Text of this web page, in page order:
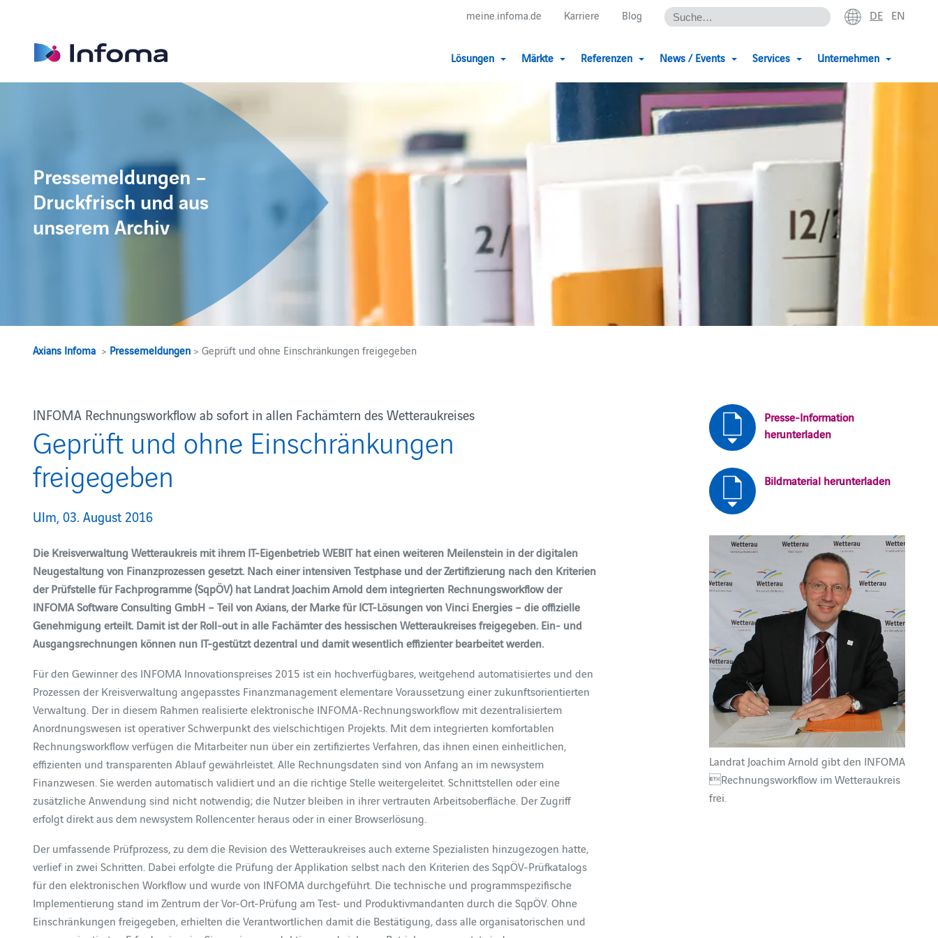
meine.infoma.de Karriere Blog DE EN
Lösungen Märkte Referenzen News / Events Services Unternehmen
Pressemeldungen –
Druckfrisch und aus
unserem Archiv
Axians Infoma > Pressemeldungen > Geprüft und ohne Einschränkungen freigegeben
INFOMA Rechnungsworkflow ab sofort in allen Fachämtern des Wetteraukreises
Geprüft und ohne Einschränkungen
freigegeben
Ulm, 03. August 2016
Die Kreisverwaltung Wetteraukreis mit ihrem IT-Eigenbetrieb WEBIT hat einen weiteren Meilenstein in der digitalen
Neugestaltung von Finanzprozessen gesetzt. Nach einer intensiven Testphase und der Zertifizierung nach den Kriterien
der Prüfstelle für Fachprogramme (SqpÖV) hat Landrat Joachim Arnold dem integrierten Rechnungsworkflow der
INFOMA Software Consulting GmbH – Teil von Axians, der Marke für ICT-Lösungen von Vinci Energies – die offizielle
Genehmigung erteilt. Damit ist der Roll-out in alle Fachämter des hessischen Wetteraukreises freigegeben. Ein- und
Ausgangsrechnungen können nun IT-gestützt dezentral und damit wesentlich effizienter bearbeitet werden.
Für den Gewinner des INFOMA Innovationspreises 2015 ist ein hochverfügbares, weitgehend automatisiertes und den
Prozessen der Kreisverwaltung angepasstes Finanzmanagement elementare Voraussetzung einer zukunftsorientierten
Verwaltung. Der in diesem Rahmen realisierte elektronische INFOMA-Rechnungsworkflow mit dezentralisiertem
Anordnungswesen ist operativer Schwerpunkt des vielschichtigen Projekts. Mit dem integrierten komfortablen
Rechnungsworkflow verfügen die Mitarbeiter nun über ein zertifiziertes Verfahren, das ihnen einen einheitlichen,
effizienten und transparenten Ablauf gewährleistet. Alle Rechnungsdaten sind von Anfang an im newsystem
Finanzwesen. Sie werden automatisch validiert und an die richtige Stelle weitergeleitet. Schnittstellen oder eine
zusätzliche Anwendung sind nicht notwendig; die Nutzer bleiben in ihrer vertrauten Arbeitsoberfläche. Der Zugriff
erfolgt direkt aus dem newsystem Rollencenter heraus oder in einer Browserlösung.
Der umfassende Prüfprozess, zu dem die Revision des Wetteraukreises auch externe Spezialisten hinzugezogen hatte,
verlief in zwei Schritten. Dabei erfolgte die Prüfung der Applikation selbst nach den Kriterien des SqpÖV-Prüfkatalogs
für den elektronischen Workflow und wurde von INFOMA durchgeführt. Die technische und programmspezifische
Implementierung stand im Zentrum der Vor-Ort-Prüfung am Test- und Produktivmandanten durch die SqpÖV. Ohne
Einschränkungen freigegeben, erhielten die Verantwortlichen damit die Bestätigung, dass alle organisatorischen und
Presse-Information
herunterladen
Bildmaterial herunterladen
Landrat Joachim Arnold gibt den INFOMA
Rechnungsworkflow im Wetteraukreis
frei.